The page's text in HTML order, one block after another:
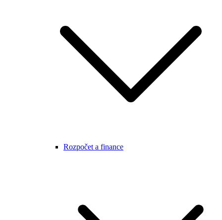
Rozpočet a finance